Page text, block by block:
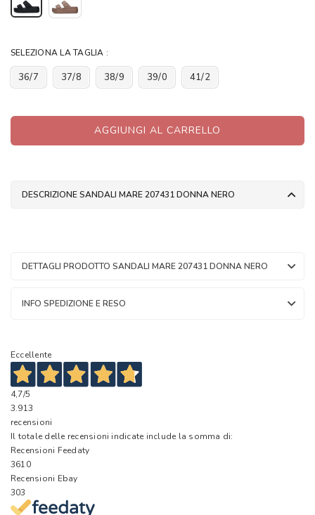
SELEZIONA LA TAGLIA :
36/7 37/8 38/9 39/0 41/2
AGGIUNGI AL CARRELLO
DESCRIZIONE SANDALI MARE 207431 DONNA NERO
DETTAGLI PRODOTTO SANDALI MARE 207431 DONNA NERO
INFO SPEDIZIONE E RESO
Eccellente
4,7/5
3.913
recensioni
Il totale delle recensioni indicate include la somma di:
Recensioni Feedaty
3610
Recensioni Ebay
303